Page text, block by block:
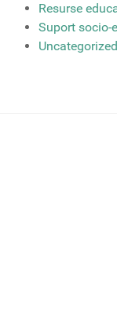
Resurse
Suport socio-
Uncategorized